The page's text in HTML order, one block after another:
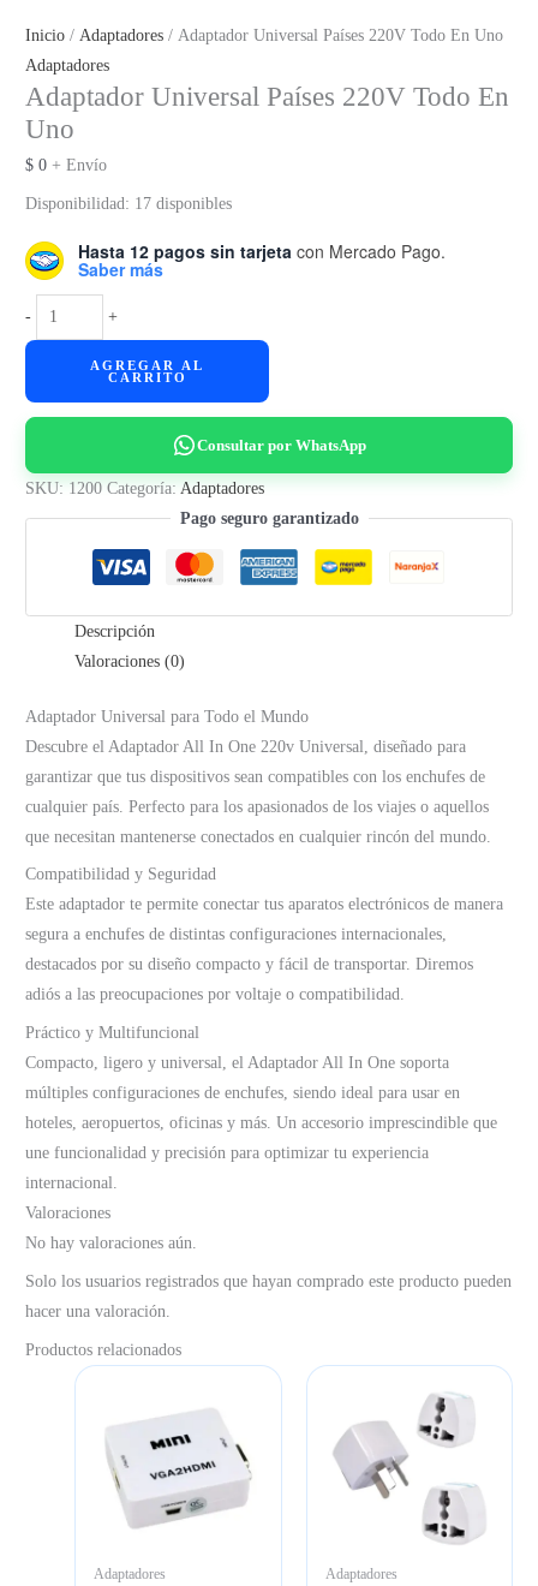
Inicio / Adaptadores / Adaptador Universal Países 220V Todo En Uno
Adaptadores
Adaptador Universal Países 220V Todo En
Uno
$ 0 + Envío
Disponibilidad: 17 disponibles
Hasta 12 pagos sin tarjeta con Mercado Pago.
Saber más
-
Adaptador
Universal
Uno
cantidad
+
AGREGAR AL
CARRITO
Consultar por WhatsApp
SKU: 1200 Categoría:Adaptadores
Pago seguro garantizado
Descripción
Valoraciones (0)
Adaptador Universal para Todo el Mundo
Descubre el Adaptador All In One 220v Universal, diseñado para
garantizar que tus dispositivos sean compatibles con los enchufes de
cualquier país. Perfecto para los apasionados de los viajes o aquellos
que necesitan mantenerse conectados en cualquier rincón del mundo.
Compatibilidad y Seguridad
Este adaptador te permite conectar tus aparatos electrónicos de manera
segura a enchufes de distintas configuraciones internacionales,
destacados por su diseño compacto y fácil de transportar. Diremos
adiós a las preocupaciones por voltaje o compatibilidad.
Práctico y Multifuncional
Compacto, ligero y universal, el Adaptador All In One soporta
múltiples configuraciones de enchufes, siendo ideal para usar en
hoteles, aeropuertos, oficinas y más. Un accesorio imprescindible que
une funcionalidad y precisión para optimizar tu experiencia
internacional.
Valoraciones
No hay valoraciones aún.
Solo los usuarios registrados que hayan comprado este producto pueden
hacer una valoración.
Productos relacionados
Adaptadores Adaptadores